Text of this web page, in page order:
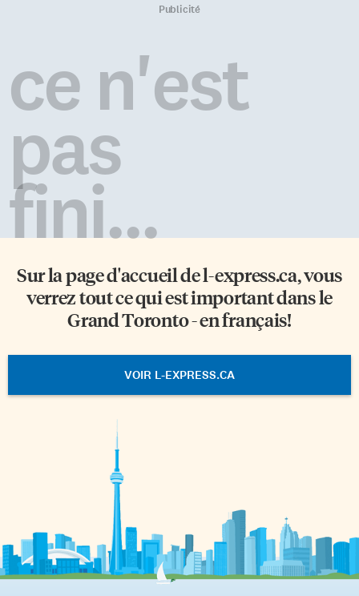
Publicité
ce n'est
pas
fini...
Sur la page d'accueil del-express.ca, vous
verrez tout ce qui est important dans le
Grand Toronto - en français!
VOIR L-EXPRESS.CA